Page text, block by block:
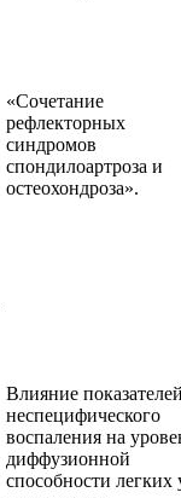
«Сочетание
рефлекторных
синдромов
спондилоартроза и
остеохондроза».
Влияние
неспецифического
воспаления на
диффузионной
способности легких